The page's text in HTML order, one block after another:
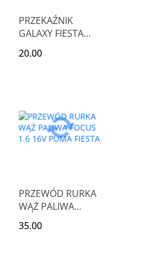
PRZEKAŹNIK
GALAXY FIESTA
20.00
PRZEWÓD RURKA
WĄŻ PALIWA
FOCUS 1.6 16V
PUMA FIESTA
35.00